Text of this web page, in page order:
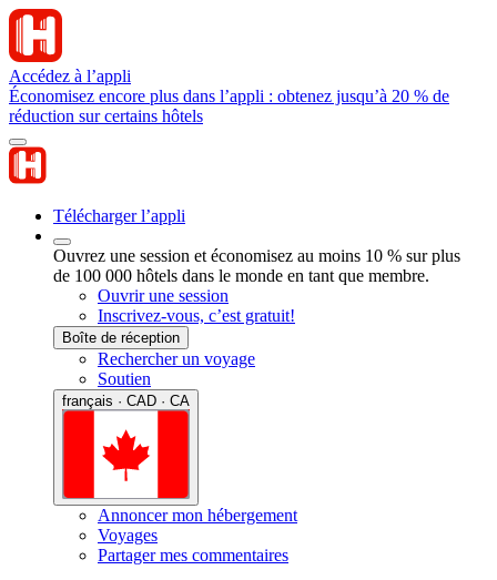
Accédez à l’appli
Économisez encore plus dans l’appli : obtenez jusqu’à 20 % de
réduction sur certains hôtels
Télécharger l’appli
Ouvrez une session et économisez au moins 10 % sur plus
de 100 000 hôtels dans le monde en tant que membre.
Ouvrir une session
Inscrivez-vous, c’est gratuit!
Boîte de réception
Rechercher un voyage
Soutien
français · CAD · CA
Annoncer mon hébergement
Voyages
Partager mes commentaires